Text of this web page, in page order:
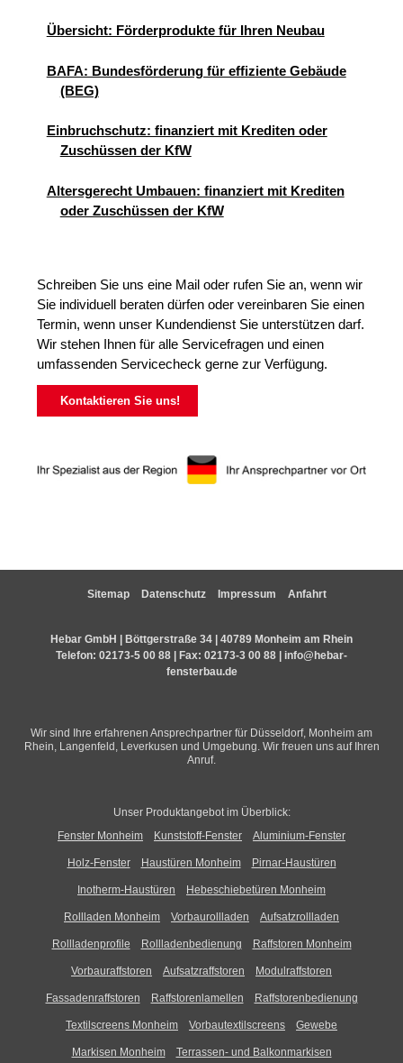
Übersicht: Förderprodukte für Ihren Neubau
BAFA: Bundesförderung für effiziente Gebäude
(BEG)
Einbruchschutz: finanziert mit Krediten oder
Zuschüssen der KfW
Altersgerecht Umbauen: finanziert mit Krediten
oder Zuschüssen der KfW
Schreiben Sie uns eine Mail oder rufen Sie an, wenn wir
Sie individuell beraten dürfen oder vereinbaren Sie einen
Termin, wenn unser Kundendienst Sie unterstützen darf.
Wir stehen Ihnen für alle Servicefragen und einen
umfassenden Servicecheck gerne zur Verfügung.
Kontaktieren Sie uns!
Sitemap Datenschutz Impressum Anfahrt
Hebar GmbH | Böttgerstraße 34 | 40789 Monheim am Rhein
Telefon: 02173-5 00 88 | Fax: 02173-3 00 88 | info@hebar-
fensterbau.de
Wir sind Ihre erfahrenen Ansprechpartner für Düsseldorf, Monheim am
Rhein, Langenfeld, Leverkusen und Umgebung. Wir freuen uns auf Ihren
Anruf.
Unser Produktangebot im Überblick:
Fenster Monheim
Kunststoff-Fenster Aluminium-Fenster
Holz-Fenster Haustüren Monheim Pirnar-Haustüren
Inotherm-Haustüren Hebeschiebetüren Monheim
Rollladen Monheim Vorbaurollladen Aufsatzrollladen
Rollladenprofile Rollladenbedienung Raffstoren Monheim
Vorbauraffstoren Aufsatzraffstoren Modulraffstoren
Fassadenraffstoren Raffstorenlamellen Raffstorenbedienung
Textilscreens Monheim Vorbautextilscreens Gewebe
Markisen Monheim Terrassen- und Balkonmarkisen